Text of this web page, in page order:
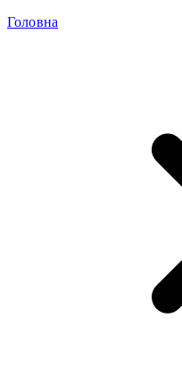
Головна